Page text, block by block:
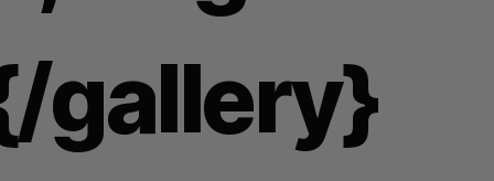
gallery}